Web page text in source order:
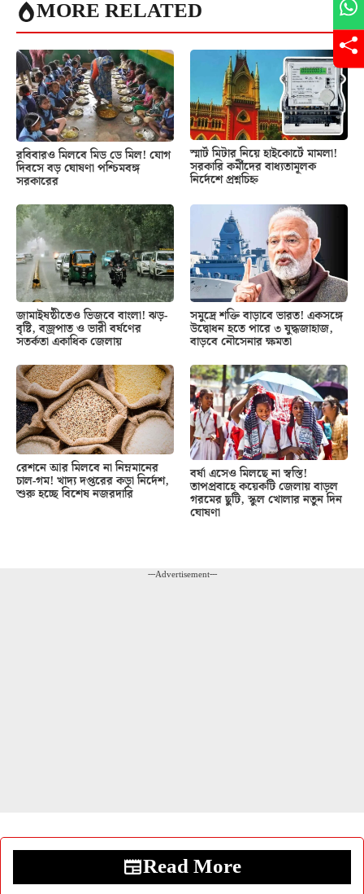
MORE RELATED
রবিবারও মিলবে মিড ডে মিল! যোগ
দিবসে বড় ঘোষণা পশ্চিমবঙ্গ
সরকারের
স্মার্ট মিটার নিয়ে হাইকোর্টে মামলা!
সরকারি কর্মীদের বাধ্যতামূলক
নির্দেশে প্রশ্নচিহ্ন
জামাইষষ্ঠীতেও ভিজবে বাংলা! ঝড়-
বৃষ্টি, বজ্রপাত ও ভারী বর্ষণের
সতর্কতা একাধিক জেলায়
সমুদ্রে শক্তি বাড়াবে ভারত! একসঙ্গে
উদ্বোধন হতে পারে ৩ যুদ্ধজাহাজ,
বাড়বে নৌসেনার ক্ষমতা
রেশনে আর মিলবে না নিম্নমানের
চাল-গম! খাদ্য দপ্তরের কড়া নির্দেশ,
শুরু হচ্ছে বিশেষ নজরদারি
বর্ষা এসেও মিলছে না স্বস্তি!
তাপপ্রবাহে কয়েকটি জেলায় বাড়ল
গরমের ছুটি, স্কুল খোলার নতুন দিন
ঘোষণা
---Advertisement---
Read More